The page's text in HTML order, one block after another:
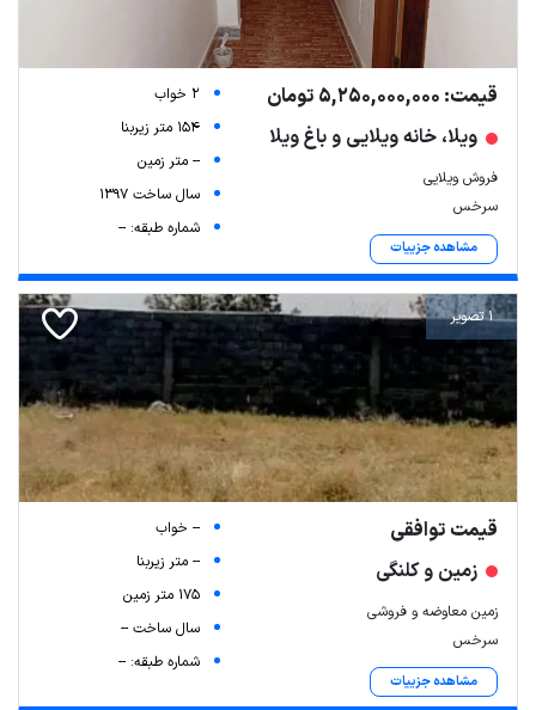
قیمت: 5,250,000,000 تومان
ویلا، خانه ویلایی و باغ ویلا
فروش ویلایی
سرخس
مشاهده جزییات
2 خواب
154 متر زیربنا
-- متر زمین
سال ساخت 1397
شماره طبقه: --
1 تصویر
قیمت توافقی
زمین و کلنگی
زمین معاوضه و فروشی
سرخس
مشاهده جزییات
-- خواب
-- متر زیربنا
175 متر زمین
سال ساخت --
شماره طبقه: --